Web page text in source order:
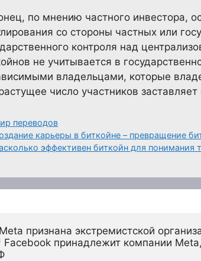
по мнению частного инвестора,
со стороны частных или
контроля над
не учитывается в
владельцами, которые
число участников
переводов
карьеры в биткойне – превращение
эффективен биткойн для понимания
признана экстремистской
Facebook принадлежит компании